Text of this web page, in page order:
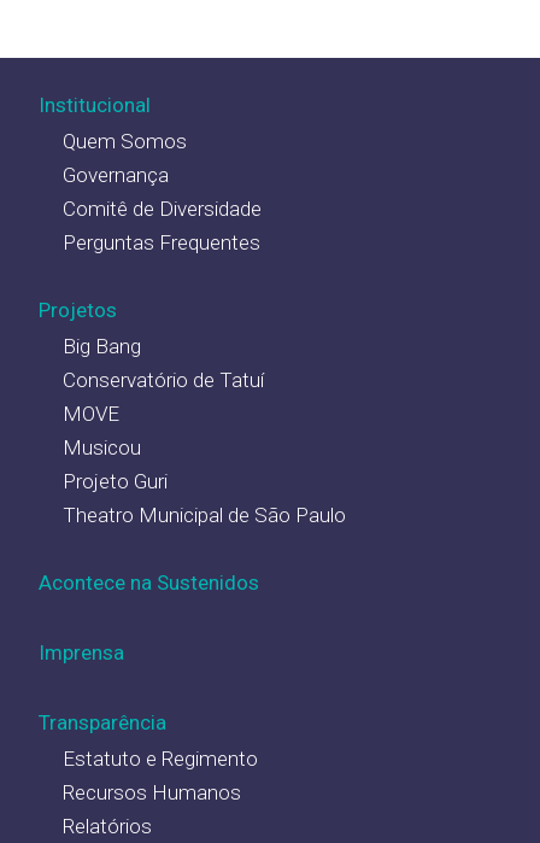
Institucional
Quem Somos
Governança
Comitê de Diversidade
Perguntas Frequentes
Projetos
Big Bang
Conservatório de Tatuí
MOVE
Musicou
Projeto Guri
Theatro Municipal de São Paulo
Acontece na Sustenidos
Imprensa
Transparência
Estatuto e Regimento
Recursos Humanos
Relatórios